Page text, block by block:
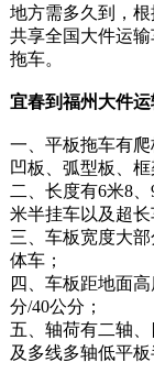
地方需多久到，
共享全国大件运
拖车。
宜春到福州大件
一、平板拖车有爬
凹板、弧型板、框
二、长度有6米8
米半挂车以及超长
三、车板宽度大
体车；
四、车板距地面
分/40公分；
五、轴荷有二轴
及多线多轴低平板